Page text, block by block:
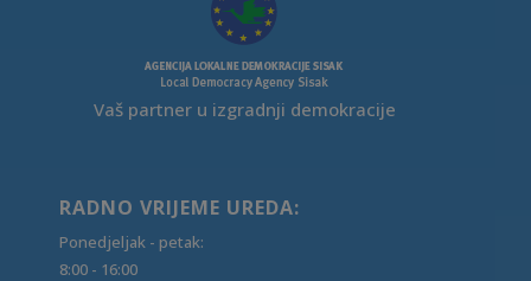
Vaš partner u izgradnji demokracije
RADNO VRIJEME UREDA:
Ponedjeljak - petak:
8:00 - 16:00